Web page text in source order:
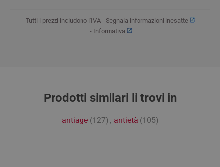
Tutti i prezzi includono l'IVA - Segnala informazioni inesatte
- Informativa
Prodotti similari li trovi in
antiage (127) , antietà (105)